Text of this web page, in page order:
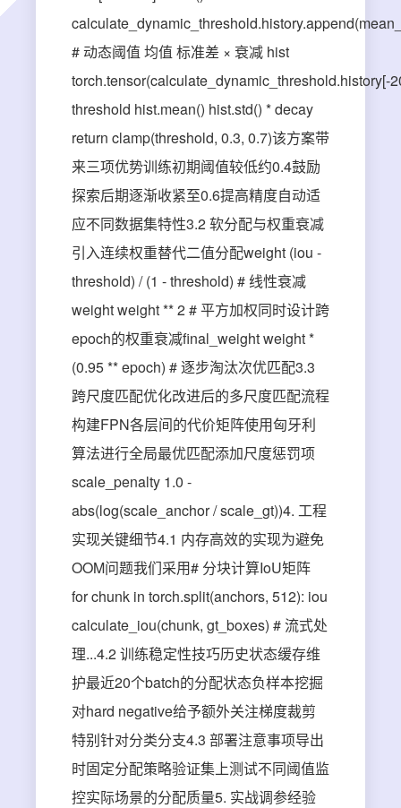
# 动态阈值 均值 标准差 × 衰减 hist
torch.tensor(calculate_dynamic_threshold.history[-
threshold hist.mean() hist.std() * decay
return clamp(threshold, 0.3, 0.7)该方案带
来三项优势训练初期阈值较低约0.4鼓励
探索后期逐渐收紧至0.6提高精度自动适
应不同数据集特性3.2 软分配与权重衰减
引入连续权重替代二值分配weight (iou -
threshold) / (1 - threshold) # 线性衰减
weight weight ** 2 # 平方加权同时设计跨
epoch的权重衰减final_weight weight *
(0.95 ** epoch) # 逐步淘汰次优匹配3.3
跨尺度匹配优化改进后的多尺度匹配流程
构建FPN各层间的代价矩阵使用匈牙利
算法进行全局最优匹配添加尺度惩罚项
scale_penalty 1.0 -
abs(log(scale_anchor / scale_gt))4. 工程
实现关键细节4.1 内存高效的实现为避免
OOM问题我们采用# 分块计算IoU矩阵
for chunk in torch.split(anchors, 512): iou
calculate_iou(chunk, gt_boxes) # 流式处
理...4.2 训练稳定性技巧历史状态缓存维
护最近20个batch的分配状态负样本挖掘
对hard negative给予额外关注梯度裁剪
特别针对分类分支4.3 部署注意事项导出
时固定分配策略验证集上测试不同阈值监
控实际场景的分配质量5. 实战调参经验